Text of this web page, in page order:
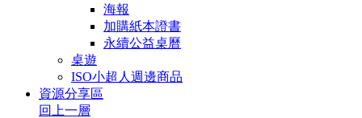
海報
加購紙本證書
永續公益桌曆
桌遊
ISO小超人週邊商品
資源分享區
回上一層